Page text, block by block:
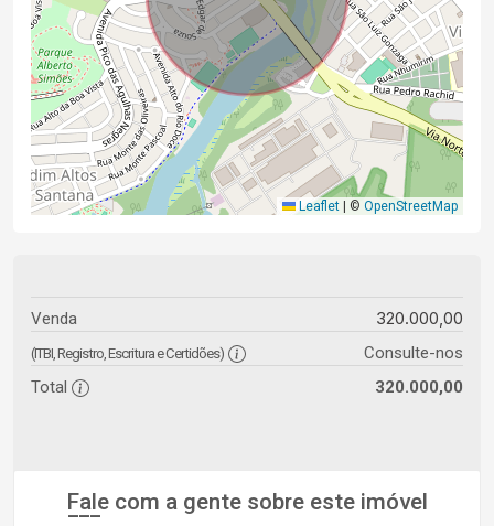
Leaflet © OpenStreetMap
Venda 320.000,00
(ITBI, Registro, Escritura e Certidões)
Consulte-nos
Total
320.000,00
Fale com a gente sobre este imóvel